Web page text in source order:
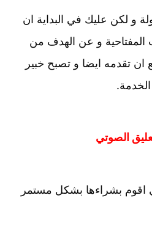
و لكن عليك في البداية ان
و عن الهدف من
تقدمه ايضا و تصبح خبير
بشراءها بشكل مستمر